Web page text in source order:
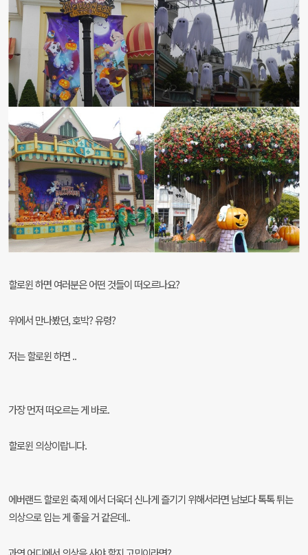
할로윈 하면 여러분은 어떤 것들이 떠오르나요?
위에서 만나봤던, 호박? 유령?
저는 할로윈 하면 ..
가장 먼저 떠오르는 게 바로.
할로윈 의상이랍니다.
에버랜드 할로윈 축제 에서 더욱더 신나게 즐기기 위해서라면남보다 톡톡 튀는
의상으로 입는 게 좋을 거 같은데..